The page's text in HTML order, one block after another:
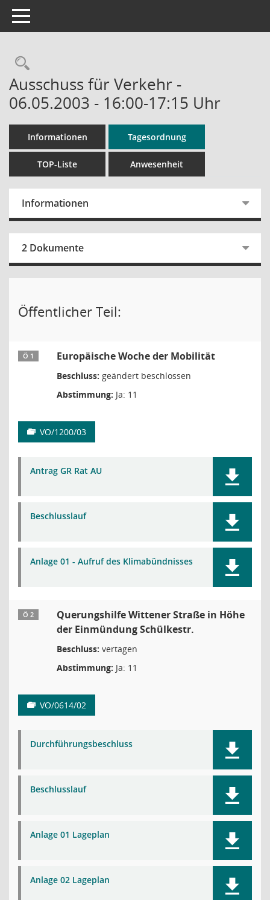
Toggle navigation
Rechercheauswahl
Ausschuss für Verkehr -
06.05.2003 - 16:00-17:15 Uhr
Informationen Tagesordnung
TOP-Liste Anwesenheit
Informationen
2 Dokumente
Öffentlicher Teil:
Ö 1 Europäische Woche der Mobilität
Beschluss: geändert beschlossen
Abstimmung: Ja: 11
VO/1200/03
Antrag GR Rat AU
Beschlusslauf
Anlage 01 - Aufruf des Klimabündnisses
Ö 2
Querungshilfe Wittener Straße in Höhe
der Einmündung Schülkestr.
Beschluss: vertagen
Abstimmung: Ja: 11
VO/0614/02
Durchführungsbeschluss
Beschlusslauf
Anlage 01 Lageplan
Anlage 02 Lageplan